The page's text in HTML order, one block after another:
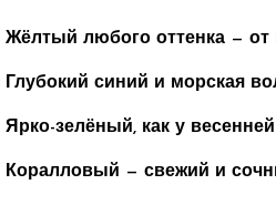
Жёлтый любого оттенка — от
Глубокий синий и морская
Ярко-зелёный, как у
Коралловый — свежий и